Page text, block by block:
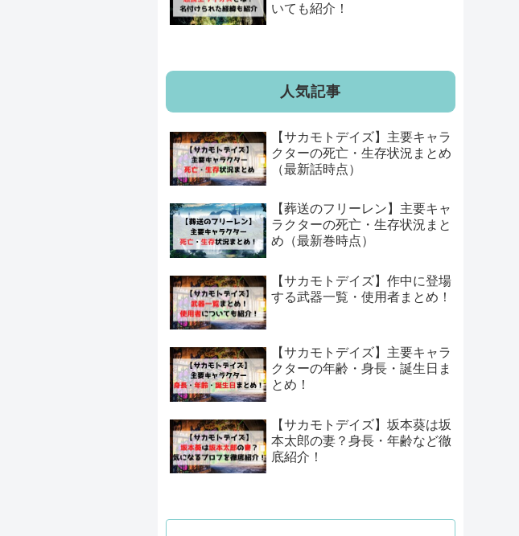
いても紹介！
人気記事
【サカモトデイズ】主要キャラ
クターの死亡・生存状況まとめ
（最新話時点）
【葬送のフリーレン】主要キャ
ラクターの死亡・生存状況まと
め（最新巻時点）
【サカモトデイズ】作中に登場
する武器一覧・使用者まとめ！
【サカモトデイズ】主要キャラ
クターの年齢・身長・誕生日ま
とめ！
【サカモトデイズ】坂本葵は坂
本太郎の妻？身長・年齢など徹
底紹介！